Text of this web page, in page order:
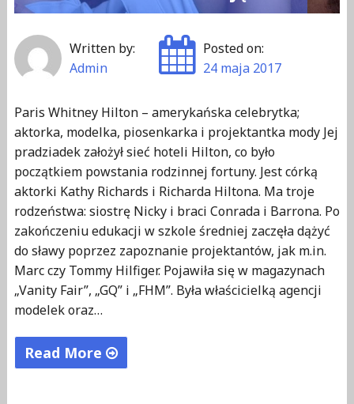
Written by:
Admin
Posted on:
24 maja 2017
Paris Whitney Hilton – amerykańska celebrytka;
aktorka, modelka, piosenkarka i projektantka mody Jej
pradziadek założył sieć hoteli Hilton, co było
początkiem powstania rodzinnej fortuny. Jest córką
aktorki Kathy Richards i Richarda Hiltona. Ma troje
rodzeństwa: siostrę Nicky i braci Conrada i Barrona. Po
zakończeniu edukacji w szkole średniej zaczęła dążyć
do sławy poprzez zapoznanie projektantów, jak m.in.
Marc czy Tommy Hilfiger. Pojawiła się w magazynach
„Vanity Fair”, „GQ” i „FHM”. Była właścicielką agencji
modelek oraz…
Read More